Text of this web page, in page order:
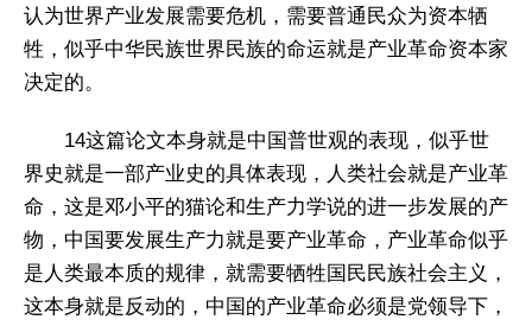
认为世界产业发展需要危机，需要普通民众为资本牺
牲，似乎中华民族世界民族的命运就是产业革命资本家
决定的。
14这篇论文本身就是中国普世观的表现，似乎世
界史就是一部产业史的具体表现，人类社会就是产业革
命，这是邓小平的猫论和生产力学说的进一步发展的产
物，中国要发展生产力就是要产业革命，产业革命似乎
是人类最本质的规律，就需要牺牲国民民族社会主义，
这本身就是反动的，中国的产业革命必须是党领导下，